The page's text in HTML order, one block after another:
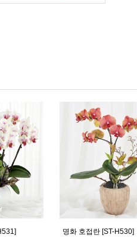
명화 호접란 [ST-H530]